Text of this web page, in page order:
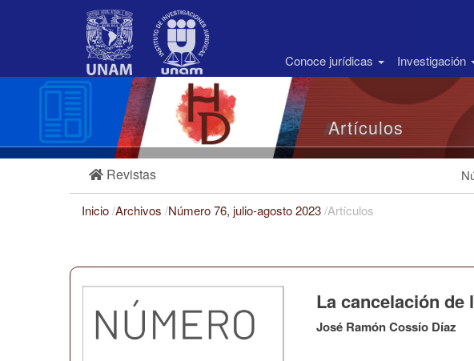
Barra
Conoce jurídicas Investigación
Artículos
Revistas
Inicio/Archivos /Número 76, julio-agosto 2023/Artículos
La cancelación
José Ramón Cossío Díaz